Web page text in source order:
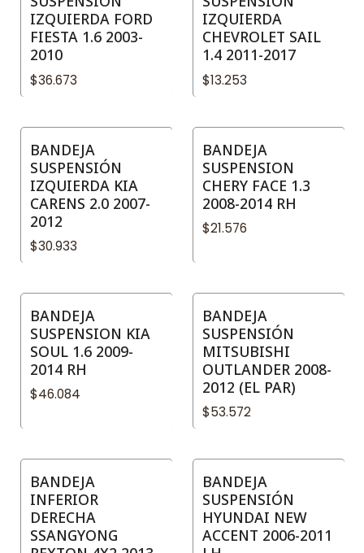
IZQUIERDA FORD
FIESTA 1.6 2003-
2010
$36.673
IZQUIERDA
CHEVROLET SAIL
1.4 2011-2017
$13.253
BANDEJA
SUSPENSIÓN
IZQUIERDA KIA
CARENS 2.0 2007-
2012
$30.933
BANDEJA
SUSPENSION
CHERY FACE 1.3
2008-2014 RH
$21.576
BANDEJA
SUSPENSION KIA
SOUL 1.6 2009-
2014 RH
$46.084
BANDEJA
SUSPENSIÓN
MITSUBISHI
OUTLANDER 2008-
2012 (EL PAR)
$53.572
BANDEJA
INFERIOR
DERECHA
SSANGYONG
BANDEJA
SUSPENSIÓN
HYUNDAI NEW
ACCENT 2006-2011